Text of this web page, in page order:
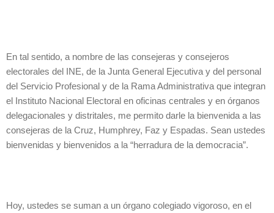
En tal sentido, a nombre de las consejeras y consejeros
electorales del INE, de la Junta General Ejecutiva y del personal
del Servicio Profesional y de la Rama Administrativa que integran
el Instituto Nacional Electoral en oficinas centrales y en órganos
delegacionales y distritales, me permito darle la bienvenida a las
consejeras de la Cruz, Humphrey, Faz y Espadas. Sean ustedes
bienvenidas y bienvenidos a la “herradura de la democracia”.
Hoy, ustedes se suman a un órgano colegiado vigoroso, en el